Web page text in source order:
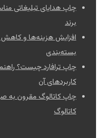
چاپ هدایای تبلیغاتی
برند
افزایش هزینه‌ها و
بسته‌بندی
چاپ ترافارد چیست؟
کاربردهای آن
چاپ کاتالوگ مقرون به
کاتالوگ